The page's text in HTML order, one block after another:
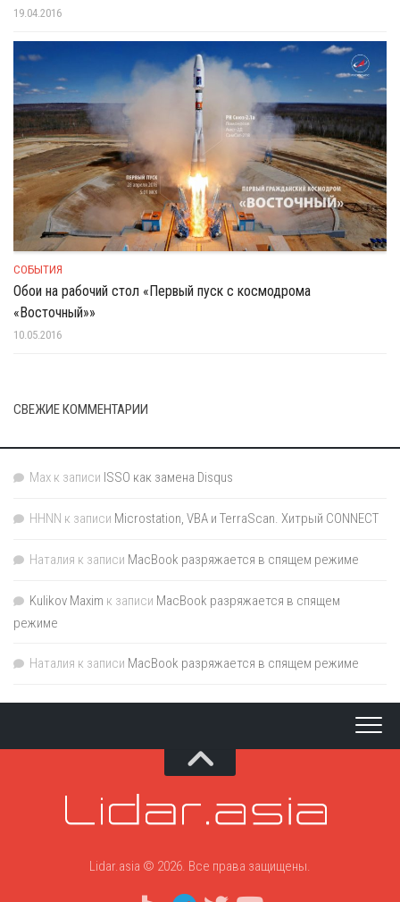
19.04.2016
СОБЫТИЯ
Обои на рабочий стол «Первый пуск с космодрома
«Восточный»»
10.05.2016
СВЕЖИЕ КОММЕНТАРИИ
Max к записи ISSO как замена Disqus
HHNN к записи Microstation, VBA и TerraScan. Хитрый CONNECT
Наталия к записи MacBook разряжается в спящем режиме
Kulikov Maxim к записи MacBook разряжается в спящем
режиме
Наталия к записи MacBook разряжается в спящем режиме
Lidar.asia © 2026. Все права защищены.